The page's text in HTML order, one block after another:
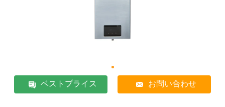
ベストプライス お問い合わせ